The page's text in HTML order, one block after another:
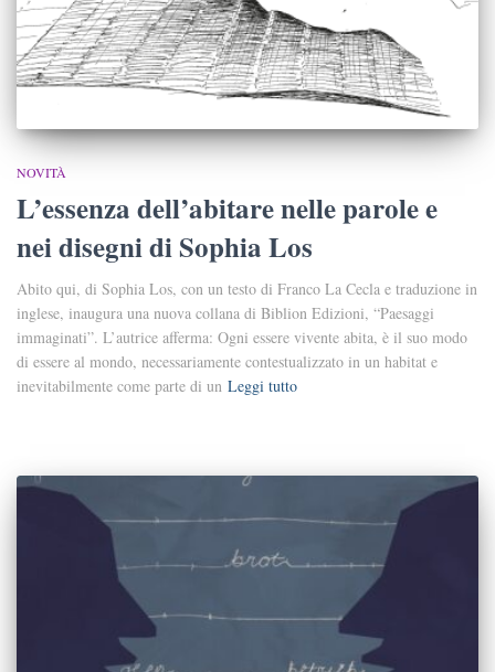
NOVITÀ
L’essenza dell’abitare nelle parole e
nei disegni di Sophia Los
Abito qui, di Sophia Los, con un testo di Franco La Cecla e traduzione in
inglese, inaugura una nuova collana di Biblion Edizioni, “Paesaggi
immaginati”. L’autrice afferma: Ogni essere vivente abita, è il suo modo
di essere al mondo, necessariamente contestualizzato in un habitat e
inevitabilmente come parte di un Leggi tutto